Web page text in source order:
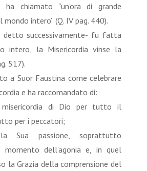
chiamato “un’ora di grande
mondo intero” (Q. IV pag. 440).
detto successivamente- fu fatta
intero, la Misericordia vinse la
517).
a Suor Faustina come celebrare
e ha raccomandato di:
di Dio per tutto il
per i peccatori;
Sua passione, soprattutto
momento dell’agonia e, in quel
la Grazia della comprensione del